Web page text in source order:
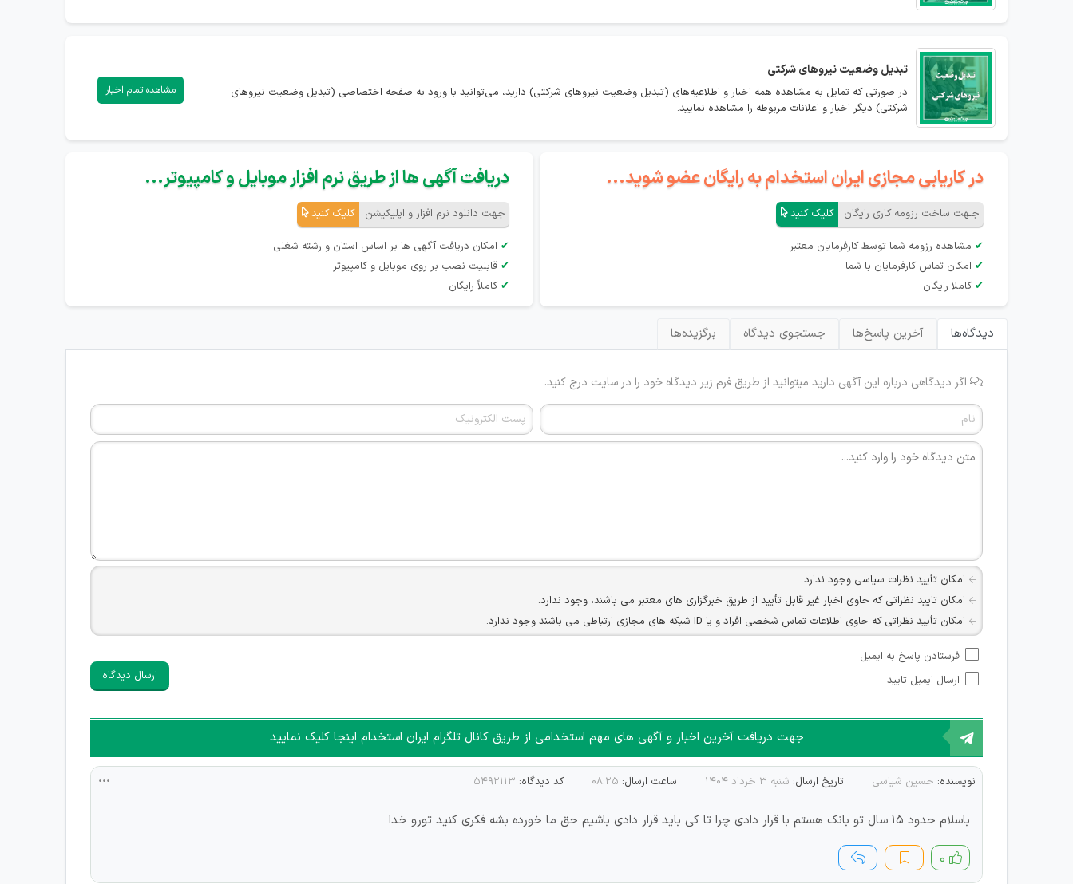
تبدیل وضعیت نیروهای شرکتی
در صورتی که تمایل به مشاهده همه اخبار و اطلاعیه‌های (تبدیل وضعیت نیروهای شرکتی) دارید، می‌توانید با ورود به صفحه اختصاصی (تبدیل وضعیت نیروهای
شرکتی) دیگر اخبار و اعلانات مربوطه را مشاهده نمایید.
مشاهده تمام اخبار
در کاریابی مجازی ایران استخدام به رایگان عضو شوید...
جـهت ساخت رزومه کاری رایگان کلیک کنید
✔ مشاهده رزومه شما توسط کارفرمایان معتبر
✔ امکان تماس کارفرمایان با شما
✔ کاملا رایگان
دریافت آگهی ها از طریق نرم افزار موبایل و کامپیوتر...
جهت دانلود نرم افزار و اپلیکیشن کلیک کنید
✔ امکان دریافت آگهی ها بر اساس استان و رشته شغلی
✔ قابلیت نصب بر روی موبایل و کامپیوتر
✔ کاملاً رایگان
دیدگاه‌ها آخرین پاسخ‌ها جستجوی دیدگاه برگزیده‌ها
اگر دیدگاهی درباره این آگهی دارید میتوانید از طریق فرم زیر دیدگاه خود را در سایت درج کنید.
امکان تأیید نظرات سیاسی وجود ندارد.
امکان تایید نظراتی که حاوی اخبار غیر قابل تأیید از طریق خبرگزاری های معتبر می باشند، وجود ندارد.
امکان تأیید نظراتی که حاوی اطلاعات تماس شخصی افراد و یا ID شبکه های مجازی ارتباطی می باشند وجود ندارد.
هرگونه تحریک، تحقیر و کنایه به سایر افراد (مسئول و غیر مسئول) غیر مجاز می باشد.
امکان هماهنگی برای هرگونه ملاقات حضوری چه به صورت دسته جمعی و چه فردی توسط کاربران سایت وجود ندارد.
فرستادن پاسخ به ایمیل
ارسال ایمیل تایید
ارسال دیدگاه
جهت دریافت آخرین اخبار و آگهی های مهم استخدامی از طریق کانال تلگرام ایران استخدام اینجا کلیک نمایید
نویسنده: حسین شیاسی تاریخ ارسال: شنبه ۳ خرداد ۱۴۰۴ ساعت ارسال: ۰۸:۲۵ کد دیدگاه: ۵۴۹۲۱۱۳
باسلام حدود 15 سال تو بانک هستم با قرار دادی چرا تا کی باید قرار دادی باشیم حق ما خورده بشه فکری کنید تورو خدا
۰